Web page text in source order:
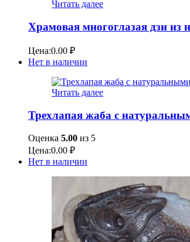
Читать далее
Храмовая многоглазая дзи из
Цена:0.00 ₽
Нет в наличии
Читать далее
Трехлапая жаба с
Оценка 5.00 из 5
Цена:0.00 ₽
Нет в наличии